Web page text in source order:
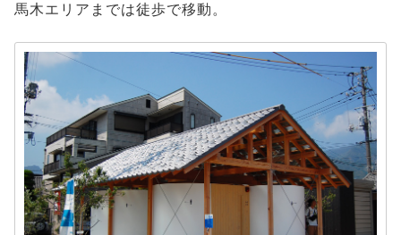
馬木エリアまでは徒歩で移動。